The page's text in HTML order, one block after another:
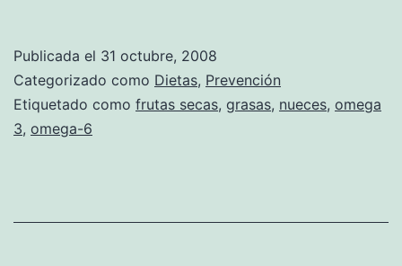
la
de
Publicada el 31 octubre, 2008
Categorizado como Dietas, Prevención
Etiquetado como frutas secas, grasas, nueces, omega
3, omega-6